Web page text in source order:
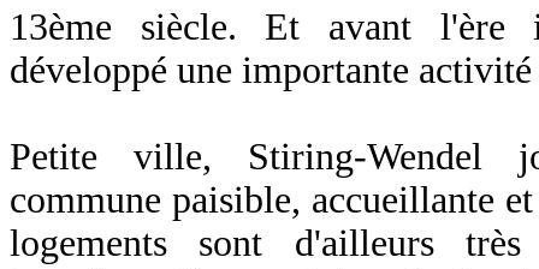
13ème siècle. Et avant l'ère
développé une importante
Petite ville, Stiring-Wendel
commune paisible, accueillante
logements sont d'ailleurs très